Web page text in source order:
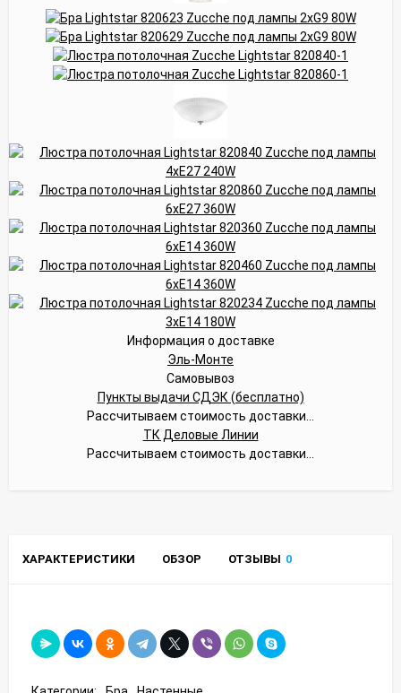
Информация о доставке
Эль-Монте
Самовывоз
Пункты выдачи СДЭК (бесплатно)
Рассчитываем стоимость доставки...
ТК Деловые Линии
Рассчитываем стоимость доставки...
ХАРАКТЕРИСТИКИ ОБЗОР ОТЗЫВЫ 0